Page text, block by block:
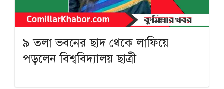
৯ তলা ভবনের ছাদ থেকে লাফিয়ে
পড়লেন বিশ্ববিদ্যালয় ছাত্রী